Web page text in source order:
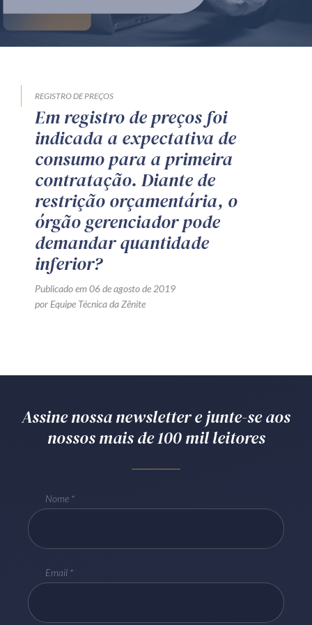
Produtos e serviços
Orientação por Escrito
Mentoria Zênite
Capacitação
Zênite Online
Eventos presenciais
Zênite in Company
Telefone (41) 2109-8666
REGISTRO DE PREÇOS
Em registro de preços foi
indicada a expectativa de
consumo para a primeira
contratação. Diante de
restrição orçamentária, o
órgão gerenciador pode
demandar quantidade
inferior?
Publicado em 06 de agosto de 2019
por Equipe Técnica da Zênite
Assine nossa newsletter e junte-se aos
nossos mais de 100 mil leitores
Nome
Email